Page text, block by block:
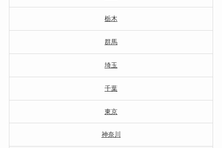
栃木
群馬
埼玉
千葉
東京
神奈川